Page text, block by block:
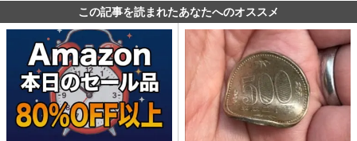
この記事を読まれたあなたへのオススメ